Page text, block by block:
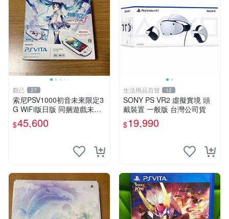
觀己 27
索尼PSV1000初音未來限定3
G WiFi版日版 同捆遊戲未拆
封 貼紙新 成色美 品相佳 PSV
網路遊戲 iphonetype
$45,600
生活用品百貨 12
SONY PS VR2 虛擬實境 頭
戴裝置 一般版 台灣公司貨
$19,990